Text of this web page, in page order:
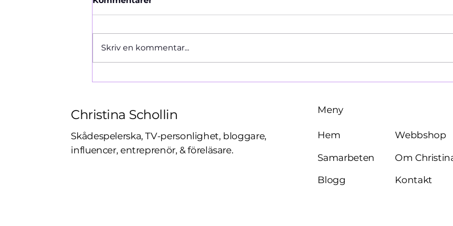
Skriv en kommentar...
Christina Schollin
Skådespelerska, TV-personlighet, bloggare,
influencer, entreprenör, & föreläsare.
Meny
Hem
Samarbeten
Blogg
Webbshop
Om
Kontakt